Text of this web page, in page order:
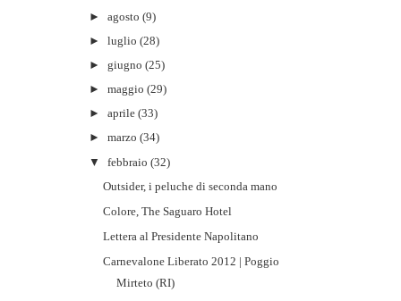
►agosto (9)
►luglio (28)
►giugno (25)
►maggio (29)
►aprile (33)
►marzo (34)
▼
febbraio (32)
Outsider, i peluche di seconda mano
Colore, The Saguaro Hotel
Lettera al Presidente Napolitano
Carnevalone Liberato 2012 | Poggio
Mirteto (RI)